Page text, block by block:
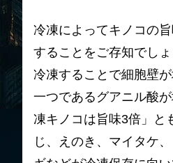
冷凍によってキノコの
することをご存知でし
冷凍することで細胞壁
一つであるグアニル酸
凍キノコは旨味3倍」と
じ、えのき、マイタケ